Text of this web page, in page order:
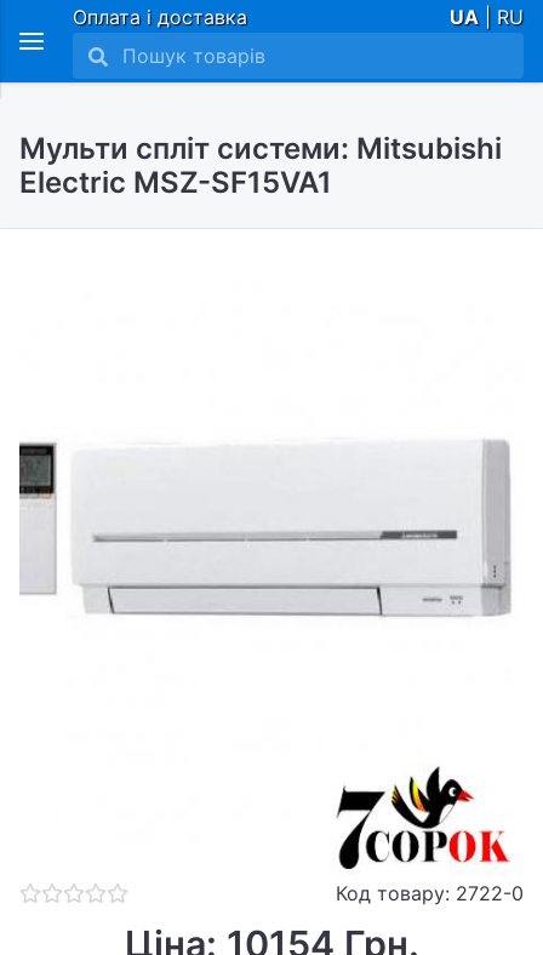
Оплата і доставка UA | RU
Мульти спліт системи: Mitsubishi
Electric MSZ-SF15VA1
Код товару: 2722-0
Ціна: 10154 Грн.